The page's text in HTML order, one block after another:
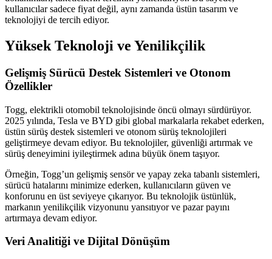
kullanıcılar sadece fiyat değil, aynı zamanda üstün tasarım ve
teknolojiyi de tercih ediyor.
Yüksek Teknoloji ve Yenilikçilik
Gelişmiş Sürücü Destek Sistemleri ve Otonom
Özellikler
Togg, elektrikli otomobil teknolojisinde öncü olmayı sürdürüyor.
2025 yılında, Tesla ve BYD gibi global markalarla rekabet ederken,
üstün sürüş destek sistemleri ve otonom sürüş teknolojileri
geliştirmeye devam ediyor. Bu teknolojiler, güvenliği artırmak ve
sürüş deneyimini iyileştirmek adına büyük önem taşıyor.
Örneğin, Togg’un gelişmiş sensör ve yapay zeka tabanlı sistemleri,
sürücü hatalarını minimize ederken, kullanıcıların güven ve
konforunu en üst seviyeye çıkarıyor. Bu teknolojik üstünlük,
markanın yenilikçilik vizyonunu yansıtıyor ve pazar payını
artırmaya devam ediyor.
Veri Analitiği ve Dijital Dönüşüm